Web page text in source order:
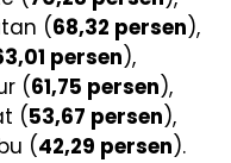
(68,32 persen),
persen),
(61,75 persen),
(53,67 persen),
(42,29 persen).